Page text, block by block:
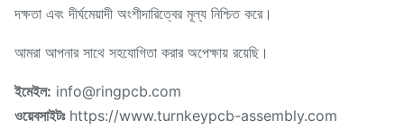
দক্ষতা এবং দীর্ঘমেয়াদী অংশীদারিত্বের মূল্য নিশ্চিত করে।
আমরা আপনার সাথে সহযোগিতা করার অপেক্ষায় রয়েছি।
ইমেইল: info@ringpcb.com
ওয়েবসাইটঃ https://www.turnkeypcb-assembly.com